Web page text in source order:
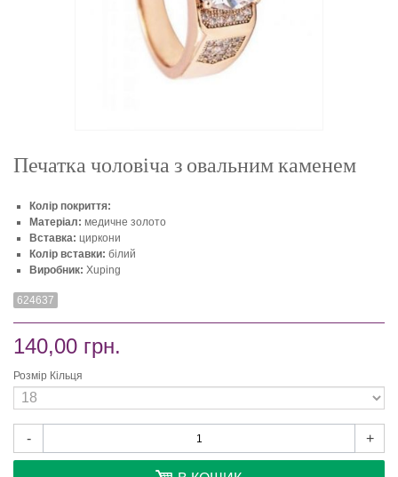
Печатка чоловіча з овальним каменем
Колір покриття:
Матеріал: медичне золото
Вставка: циркони
Колір вставки: білий
Виробник: Xuping
624637
140,00 грн.
Розмір Кільця
- +